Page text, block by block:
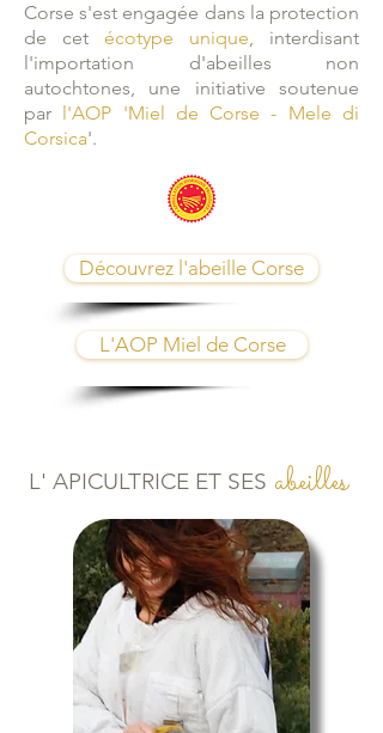
Corse s'est engagée dans la protection
de cet écotype unique, interdisant
l'importation d'abeilles non
autochtones, une initiative soutenue
par l'AOP 'Miel de Corse - Mele di
Corsica'.
Découvrez l'abeille Corse
L'AOP Miel de Corse
L' APICULTRICE ET SES abeilles